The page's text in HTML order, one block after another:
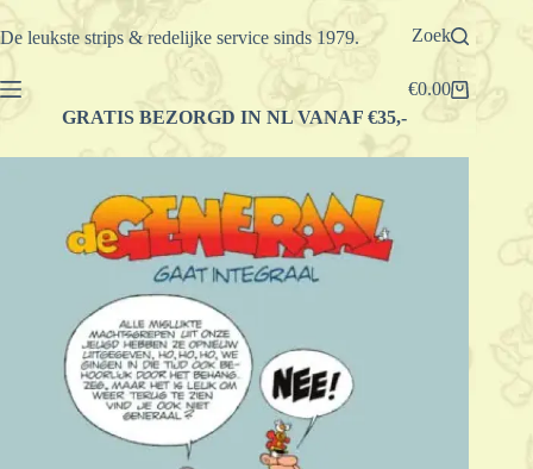
Ga
naar
De leukste strips & redelijke service sinds 1979. Zoek
Winkelwagen
€0.00
GRATIS BEZORGD IN NL VANAF €35,-